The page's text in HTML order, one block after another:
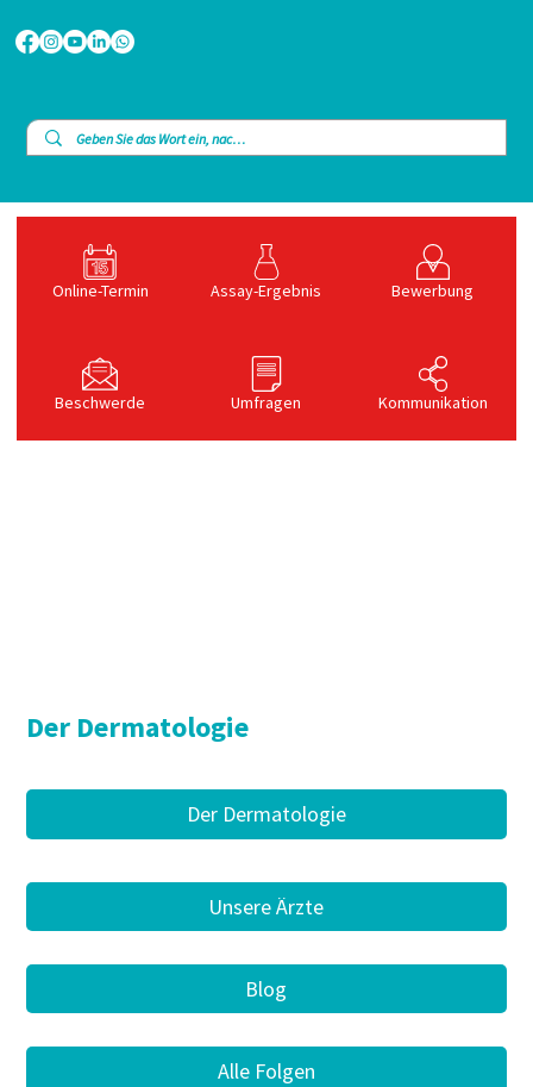
Alle Folgen
Blog
Unsere Ärzte
Der Dermatologie
Der Dermatologie
Online-Termin Assay-Ergebnis Bewerbung
Beschwerde Umfragen Kommunikation